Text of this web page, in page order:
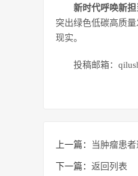
新时代呼唤新担
突出绿色低碳高质
现实。
投稿邮箱：
上一篇： 当肿瘤患
下一篇： 返回列表